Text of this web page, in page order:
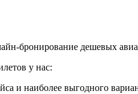
бронирование дешевых
у нас:
и наиболее выгодного